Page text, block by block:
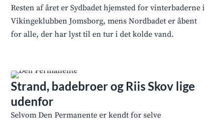
Resten af året er Sydbadet hjemsted for vinterbaderne i
Vikingeklubben Jomsborg, mens Nordbadet er åbent
for alle, der har lyst til en tur i det kolde vand.
Strand, badebroer og Riis Skov lige
udenfor
Selvom Den Permanente er kendt for selve